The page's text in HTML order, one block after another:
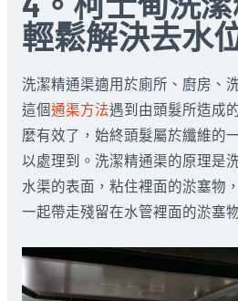
輕鬆解決去水
洗潔精通渠適用於廁所、廚房、
這個通渠方法遇到由頭髮所造成
麼有效了，始終頭髮屬於纖維的
以處理到。洗潔精通渠的原理是
水渠的表面，粘住裡面的淤塞物
一起帶走殘留在水管裡面的淤塞